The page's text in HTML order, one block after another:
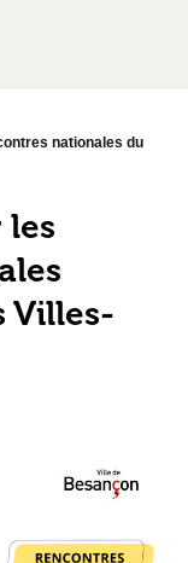
nationales du
les
Villes-